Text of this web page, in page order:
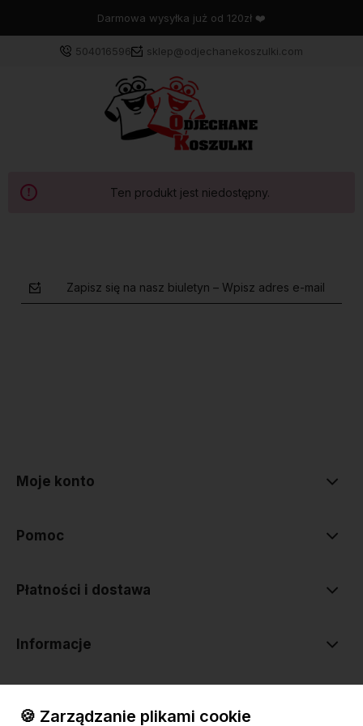
Darmowa wysyłka już od 120zł ❤️
504016596 sklep@odjechanekoszulki.com
Ten produkt jest niedostępny.
Zapisz się na nasz biuletyn – Wpisz adres e-mail
Moje konto
Pomoc
Płatności i dostawa
Informacje
🍪 Zarządzanie plikami cookie